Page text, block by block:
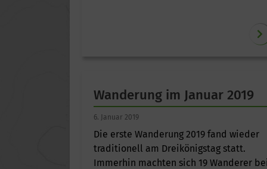
Wanderung im Januar 2019
6. Januar 2019
Die erste Wanderung 2019 fand wieder
traditionell am Dreikönigstag statt.
Immerhin machten sich 19 Wanderer bei